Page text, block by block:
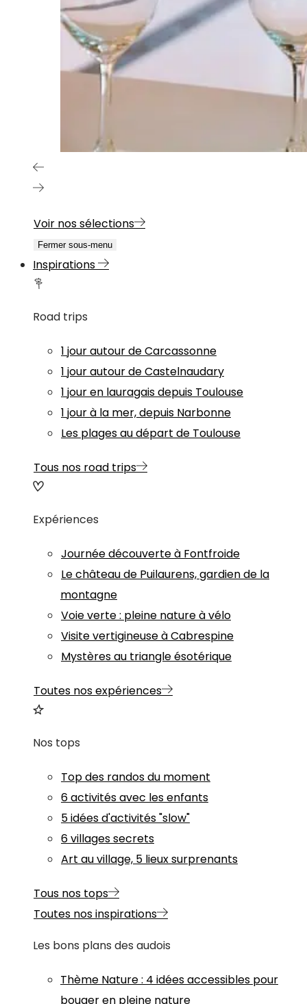
Voir nos sélections
Fermer sous-menu
Inspirations
Road trips
1 jour autour de Carcassonne
1 jour autour de Castelnaudary
1 jour en lauragais depuis Toulouse
1 jour à la mer, depuis Narbonne
Les plages au départ de Toulouse
Tous nos road trips
Expériences
Journée découverte à Fontfroide
Le château de Puilaurens, gardien de la
montagne
Voie verte : pleine nature à vélo
Visite vertigineuse à Cabrespine
Mystères au triangle ésotérique
Toutes nos expériences
Nos tops
Top des randos du moment
6 activités avec les enfants
5 idées d'activités "slow"
6 villages secrets
Art au village, 5 lieux surprenants
Tous nos tops
Toutes nos inspirations
Les bons plans des audois
Thème Nature: 4 idées accessibles pour
bouger en pleine nature